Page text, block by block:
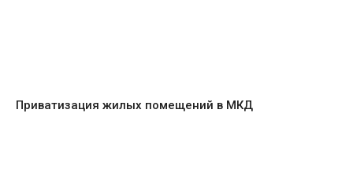
Приватизация жилых помещений в МКД